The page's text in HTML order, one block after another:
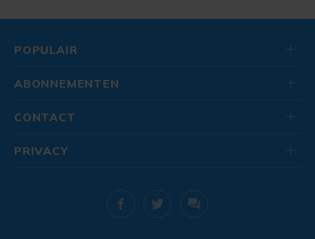
POPULAIR
ABONNEMENTEN
CONTACT
PRIVACY